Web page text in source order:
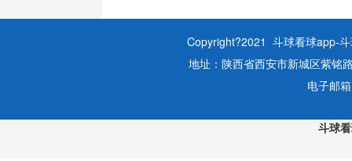
Copyright?2021 斗球看球app-
地址：陕西省西安市新城区紫
电子邮
斗球